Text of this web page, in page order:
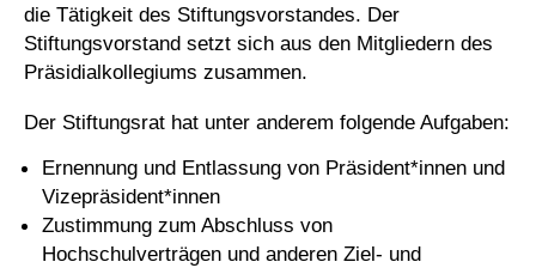
die Tätigkeit des Stiftungsvorstandes. Der
Stiftungsvorstand setzt sich aus den Mitgliedern des
Präsidialkollegiums zusammen.
Der Stiftungsrat hat unter anderem folgende Aufgaben:
Ernennung und Entlassung von Präsident*innen und
Vizepräsident*innen
Zustimmung zum Abschluss von
Hochschulverträgen und anderen Ziel- und